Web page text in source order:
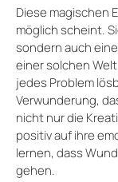
Diese magischen
möglich scheint.
sondern auch
einer solchen
jedes Problem
Verwunderung,
nicht nur die
positiv auf ihre
lernen, dass
gehen.